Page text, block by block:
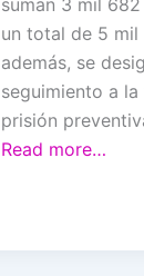
suman 3 mil
un total de 5
además, se
seguimiento a
prisión
Read more…